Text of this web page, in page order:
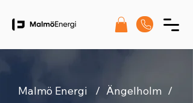
Malmö Energi / Ängelholm /